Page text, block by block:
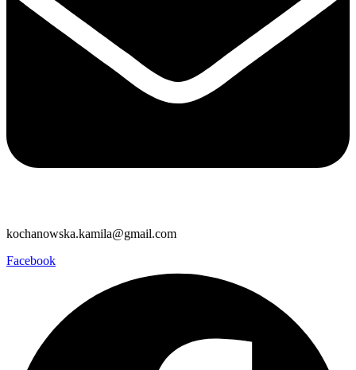
kochanowska.kamila@gmail.com
Facebook